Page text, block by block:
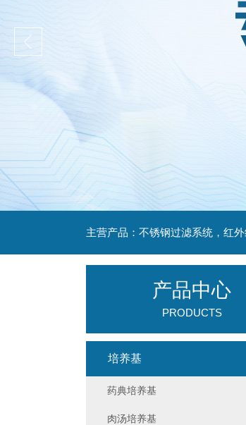
产品中心
PRODUCTS
培养基
药典培养基
肉汤培养基